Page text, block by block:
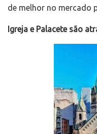
de melhor no mercado
Igreja e Palacete são